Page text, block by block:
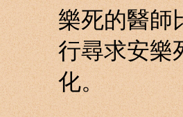
樂死的醫師
行尋求安樂
化。